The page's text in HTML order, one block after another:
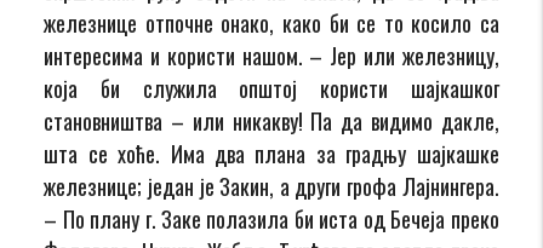
железнице отпочне онако, како би се то косило са
интересима и користи нашом. – Јер или железницу,
која би служила општој користи шајкашког
становништва – или никакву! Па да видимо дакле,
шта се хоће. Има два плана за градњу шајкашке
железнице; један је Закин, а други грофа Лајнингера.
– По плану г. Заке полазила би иста од Бечеја преко